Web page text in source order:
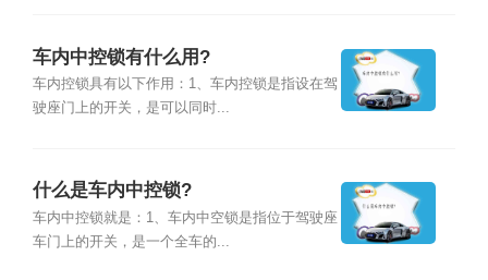
车内中控锁有什么用?
车内控锁具有以下作用：1、车内控锁是指设在驾
驶座门上的开关，是可以同时...
什么是车内中控锁?
车内中控锁就是：1、车内中空锁是指位于驾驶座
车门上的开关，是一个全车的...